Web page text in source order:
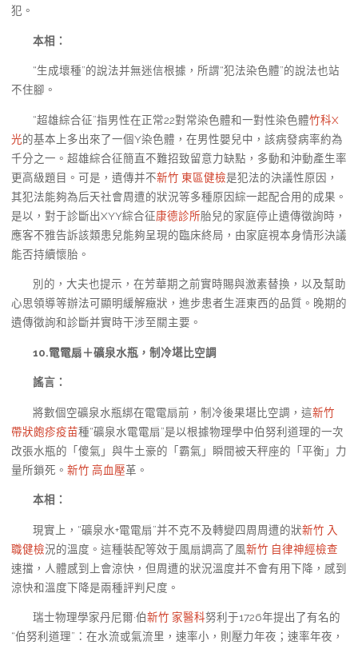
犯。
本相：
“生成壞種”的說法并無迷信根據，所謂“犯法染色體”的說法也站
不住腳。
“超雄綜合征”指男性在正常22對常染色體和一對性染色體竹科X
光的基本上多出來了一個Y染色體，在男性嬰兒中，該病發病率約為
千分之一。超雄綜合征簡直不難招致留意力缺點，多動和沖動產生率
更高級題目。可是，遺傳并不新竹 東區健檢是犯法的決議性原因，
其犯法能夠為后天社會周遭的狀況等多種原因綜一起配合用的成果。
是以，對于診斷出XYY綜合征康德診所胎兒的家庭停止遺傳徵詢時，
應客不雅告訴該類患兒能夠呈現的臨床終局，由家庭視本身情形決議
能否持續懷胎。
別的，大夫也提示，在芳華期之前實時賜與激素替換，以及幫助
心思領導等辦法可顯明緩解癥狀，進步患者生涯東西的品質。晚期的
遺傳徵詢和診斷并實時干涉至關主要。
10.電電扇＋礦泉水瓶，制冷堪比空調
謠言：
將數個空礦泉水瓶綁在電電扇前，制冷後果堪比空調，這新竹
帶狀皰疹疫苗種“礦泉水電電扇”是以根據物理學中伯努利道理的一次
改張水瓶的「傻氣」與牛土豪的「霸氣」瞬間被天秤座的「平衡」力
量所鎖死。 新竹 高血壓革。
本相：
現實上，“礦泉水+電電扇”并不克不及轉變四周周遭的狀新竹 入
職健檢況的溫度。這種裝配等效于風扇調高了風新竹 自律神經檢查
速擋，人體感到上會涼快，但周遭的狀況溫度并不會有用下降，感到
涼快和溫度下降是兩種評判尺度。
瑞士物理學家丹尼爾·伯新竹 家醫科努利于1726年提出了有名的
“伯努利道理”：在水流或氣流里，速率小，則壓力年夜；速率年夜，